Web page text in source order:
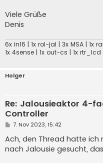
Viele Grüße
Denis
6x in16 | 1x rol-jal | 3x MSA | 1x
1x 4sense | 1x out-cs | 1x
Holger
Re: Jalousieaktor 4-
Controller
B
i
t
r
7. Nov 2023, 15:42
Ach, den Thread hatte ich
nach Jalousie gesucht,